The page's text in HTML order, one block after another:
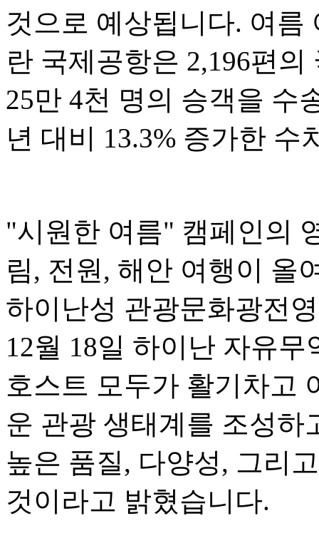
것으로 예상됩니다. 여름
란 국제공항은 2,196편
25만 4천 명의 승객을 수
년 대비 13.3% 증가한 수
"시원한 여름" 캠페인의
림, 전원, 해안 여행이 올
하이난성 관광문화광전
12월 18일 하이난 자유
호스트 모두가 활기차고
운 관광 생태계를 조성하
높은 품질, 다양성, 그리
것이라고 밝혔습니다.